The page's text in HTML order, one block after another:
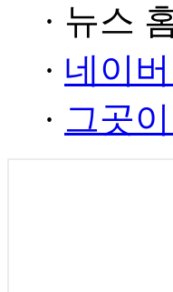
· 뉴스
· 네이
· 그곳